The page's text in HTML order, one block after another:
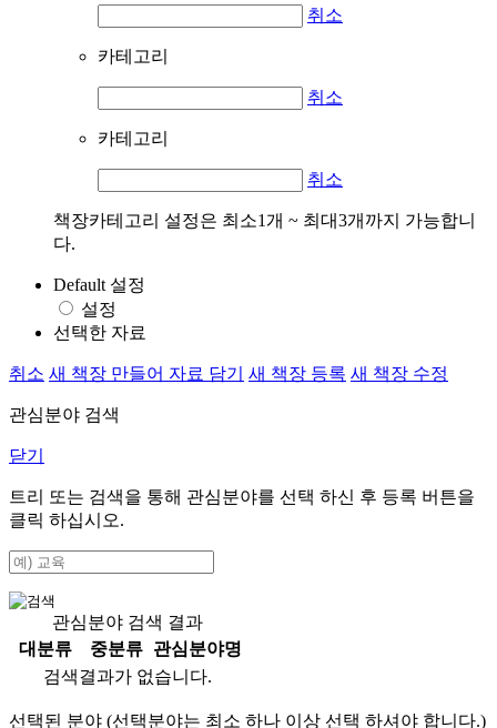
취소
카테고리
취소
카테고리
취소
책장카테고리 설정은 최소1개 ~ 최대3개까지 가능합니
다.
Default 설정
설정
선택한 자료
취소 새 책장 만들어 자료 담기 새 책장 등록 새 책장 수정
관심분야 검색
닫기
트리 또는 검색을 통해 관심분야를 선택 하신 후 등록 버튼을
클릭 하십시오.
관심분야 검색 결과
대분류
중분류
관심분야명
검색결과가 없습니다.
선택된 분야 (선택분야는 최소 하나 이상 선택 하셔야 합니다.)